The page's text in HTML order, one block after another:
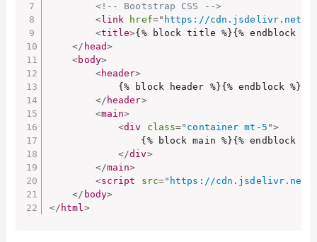
<!-- Bootstrap CSS -->
<link href=" https://cdn.jsdelivr.net/
<title>{% block title %}{% endblock %}
</ head>
<body>
<header>
            {% block header %}{% endblock %}
</ header>
<main>
<div class=" container mt-5 ">
                {% block main %}{% endblock %}
</div>
</main>
<script src=" https://cdn.jsdelivr.net/
</ body>
</ html>